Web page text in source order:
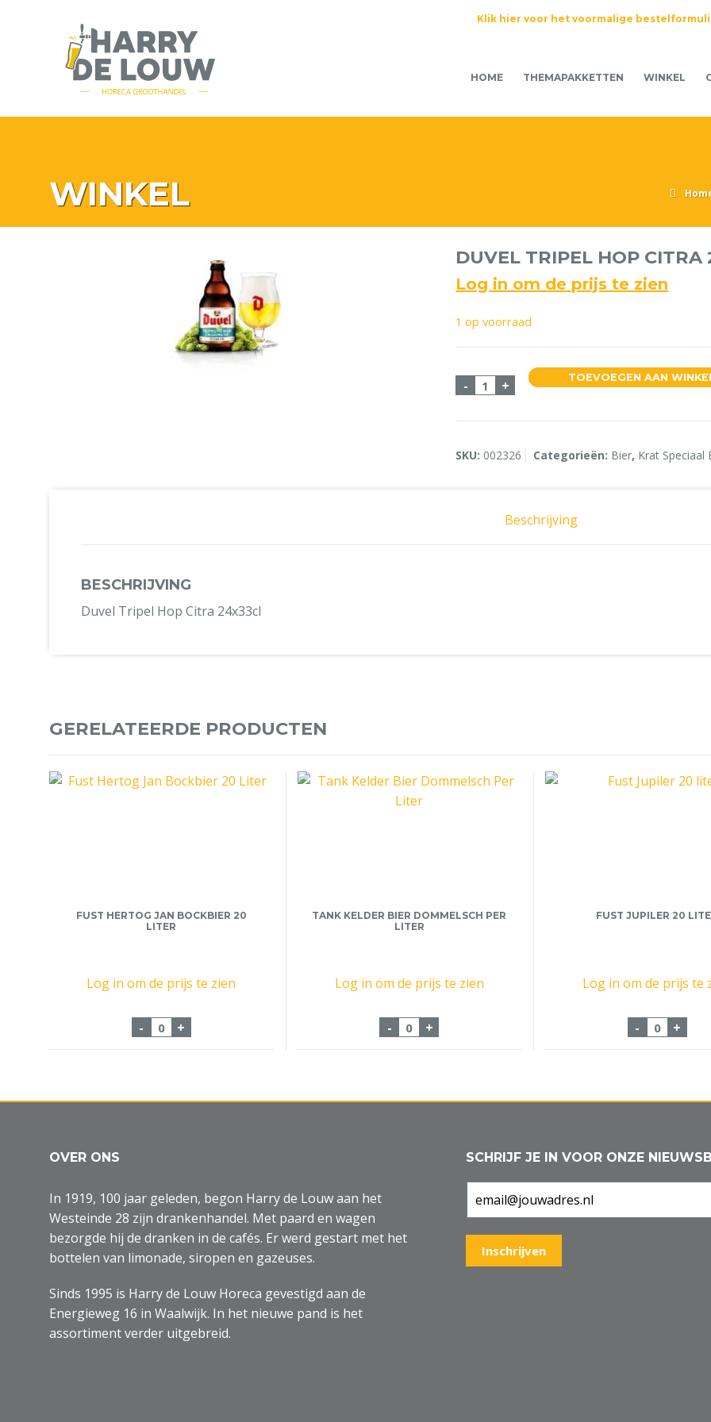
Klik hier voor het voormalige
HOME THEMAPAKKETTEN WINKEL
WINKEL
DUVEL TRIPEL HOP CITRA
Log in om de prijs te zien
1 op voorraad
- Duvel Tripel Hop Citra 24x33cl aantal
+ TOEVOEGEN AAN
SKU: 002326 Categorieën: Bier, Krat Speciaal
Beschrijving
BESCHRIJVING
Duvel Tripel Hop Citra 24x33cl
GERELATEERDE PRODUCTEN
FUST HERTOG JAN BOCKBIER 20
LITER
Log in om de prijs te zien
- Fust Hertog Jan Bockbier 20 Liter aantal
+
TANK KELDER BIER DOMMELSCH PER
LITER
Log in om de prijs te zien
- Tank Kelder Bier Dommelsch Per Liter aantal
+
FUST JUPILER 20
Log in om de prijs te
- Fust+
OVER ONS
In 1919, 100 jaar geleden, begon Harry de Louw aan het
Westeinde 28 zijn drankenhandel. Met paard en wagen
bezorgde hij de dranken in de cafés. Er werd gestart met het
bottelen van limonade, siropen en gazeuses.
Sinds 1995 is Harry de Louw Horeca gevestigd aan de
Energieweg 16 in Waalwijk. In het nieuwe pand is het
assortiment verder uitgebreid.
SCHRIJF JE IN VOOR ONZE